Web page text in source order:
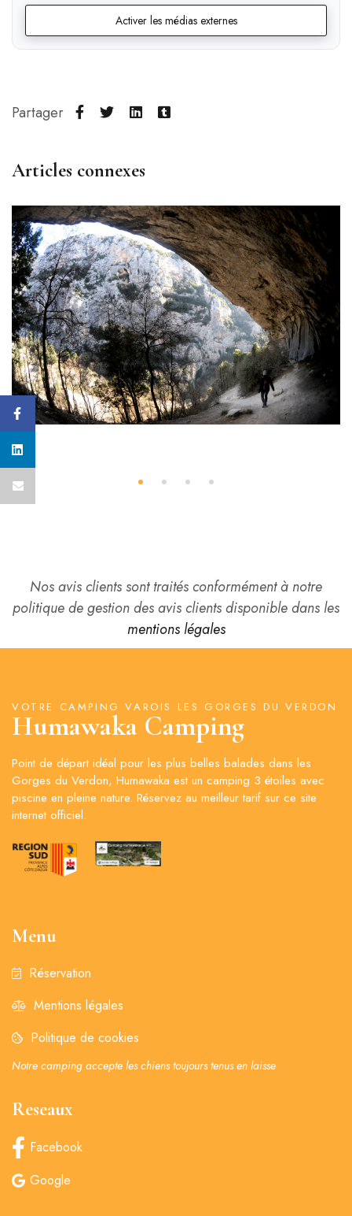
Activer les médias externes
Partager
Articles connexes
Médias
Le Sentier Blanc Martel – Gorges du
Verdon Par Sonia & Eric du Camping
Nos avis clients sont traités conformément à notre
politique de gestion des avis clients disponible dans les
mentions légales
VOTRE CAMPING VAROIS LES GORGES DU VERDON
Humawaka Camping
Point de départ idéal pour les plus belles balades dans les
Gorges du Verdon, Humawaka est un camping 3 étoiles avec
piscine en pleine nature. Réservez au meilleur tarif sur ce site
internet officiel.
Menu
Réservation
Mentions légales
Politique de cookies
Notre camping accepte les chiens toujours tenus en laisse
Reseaux
Facebook
Google